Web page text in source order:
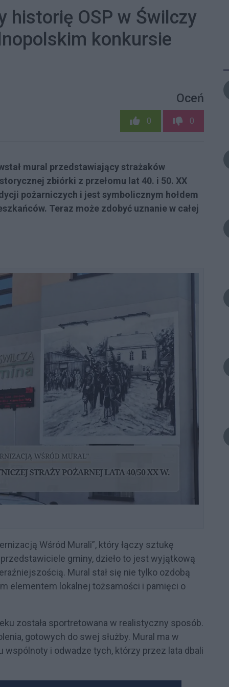
historię OSP w Świlczy
konkursie
Oceń
0 0
mural przedstawiający strażaków
zbiórki z przełomu lat 40. i 50. XX
pożarniczych i jest symbolicznym hołdem
Teraz może zdobyć uznanie w całej
Wśród Murali”, który łączy sztukę
gminy, dzieło to jest wyjątkową
Mural stał się nie tylko ozdobą
elementem lokalnej tożsamości i pamięci o
została sportretowana w realistyczny sposób.
gotowych do swej służby. Mural ma w
wspólnoty i odwadze tych, którzy przez lata dbali